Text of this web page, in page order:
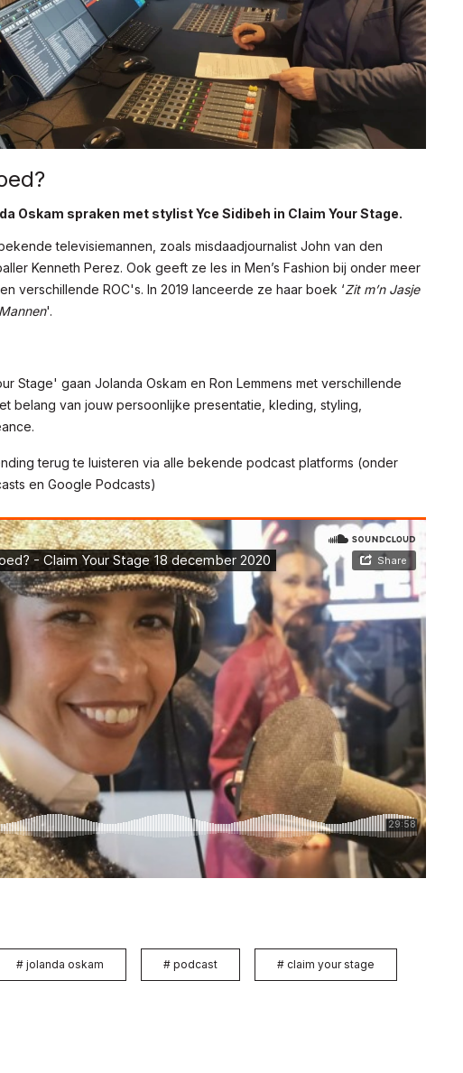
Oskam spraken met stylist Yce Sidibeh in Claim Your Stage.
televisiemannen, zoals misdaadjournalist John van den
Kenneth Perez. Ook geeft ze les in Men’s Fashion bij onder meer
verschillende ROC's. In 2019 lanceerde ze haar boek ‘Zit m’n Jasje
'.
Stage' gaan Jolanda Oskam en Ron Lemmens met verschillende
belang van jouw persoonlijke presentatie, kleding, styling,
terug te luisteren via alle bekende podcast platforms (onder
en Google Podcasts)
# jolanda oskam # podcast # claim your stage